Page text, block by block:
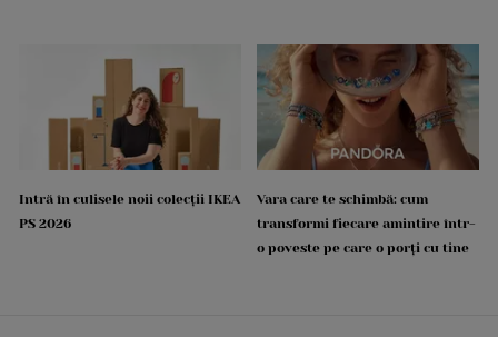
Intră în culisele noii colecții IKEA
PS 2026
Vara care te schimbă: cum
transformi fiecare amintire într-
o poveste pe care o porți cu tine